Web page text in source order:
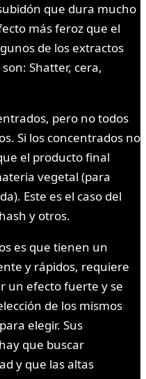
que dura mucho
más feroz que el
de los extractos
Shatter, cera,
pero no todos
Si los concentrados no
el producto final
vegetal (para
Este es el caso del
y otros.
es que tienen un
y rápidos, requiere
un efecto fuerte y se
de los mismos
elegir. Sus
que buscar
y que las altas